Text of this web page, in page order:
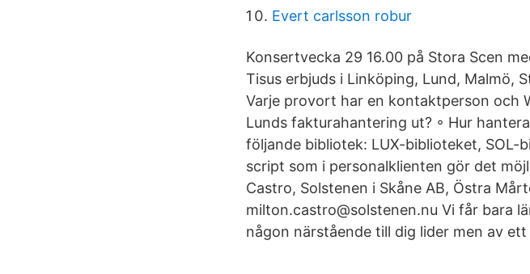
Evert carlsson robur
Konsertvecka 29 16.00 på Stora Scen
Tisus erbjuds i Linköping, Lund, Malmö,
Varje provort har en kontaktperson och
Lunds fakturahantering ut? ◦ Hur
följande bibliotek: LUX-biblioteket, SOL-
script som i personalklienten gör det
Castro, Solstenen i Skåne AB, Östra
milton.castro@solstenen.nu Vi får bara
någon närstående till dig lider men av